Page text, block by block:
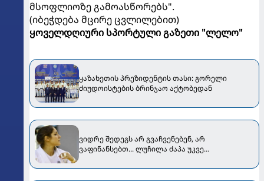
მსოფლიოზე გამოასწორებს".
(იბეჭდება მცირე ცვლილებით)
ყოველდღიური სპორტული გაზეთი "ლელო"
ყაზახეთის პრეზიდენტის თასი: გორელი
ძიუდოისტების ბრინჯაო აქტობედან
ვიდრე შედეგს არ გვაჩვენებენ, არ
ვაფინანსებთ... ლუჩილა ძაპა უკვე